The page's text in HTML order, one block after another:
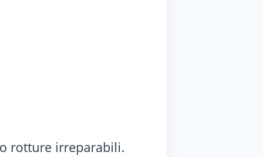
rotture irreparabili.